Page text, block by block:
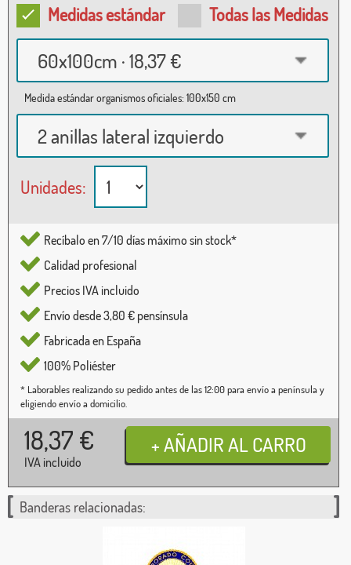
Medidas estándar Todas las Medidas
60x100cm · 18,37 €
Medida estándar organismos oficiales: 100x150 cm
2 anillas lateral izquierdo
Unidades:
Recíbalo en 7/10 días máximo sin stock*
Calidad profesional
Precios IVA incluido
Envío desde 3,80 € pensínsula
Fabricada en España
100% Poliéster
* Laborables realizando su pedido antes de las 12:00 para envío a península y
eligiendo envío a domicilio.
18,37 €
IVA incluido
Banderas relacionadas: